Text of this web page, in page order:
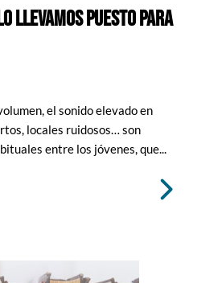
llevamos puesto para
el sonido elevado en
locales ruidosos… son
entre los jóvenes, que...